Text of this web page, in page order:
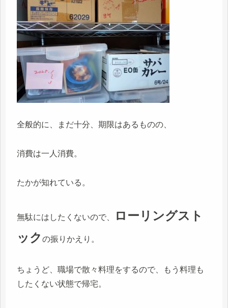
全般的に、まだ十分、期限はあるものの、
消費は一人消費。
たかが知れている。
無駄にはしたくないので、
ローリングスト
ック の振りかえり。
ちょうど、職場で散々料理をするので、もう料理も
したくない状態で帰宅。